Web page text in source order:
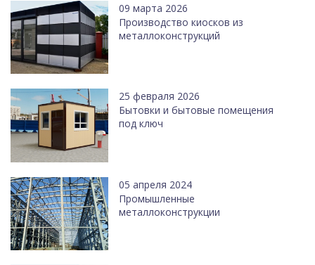
09 марта 2026
Производство киосков из
металлоконструкций
25 февраля 2026
Бытовки и бытовые помещения
под ключ
05 апреля 2024
Промышленные
металлоконструкции